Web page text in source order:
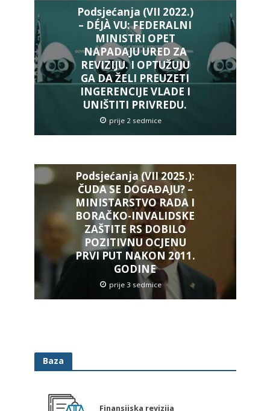
Podsjećanja (VII 2022.)
– DÉJÀ VU: FEDERALNI
MINISTRI OPET
NAPADAJU URED ZA
REVIZIJU. I OPTUŽUJU
GA DA ŽELI PREUZETI
INGERENCIJE VLADE I
UNIŠTITI PRIVREDU.
prije 2 sedmice
Podsjećanja (VII 2025.):
ČUDA SE DOGAĐAJU? –
MINISTARSTVO RADA I
BORAČKO-INVALIDSKE
ZAŠTITE RS DOBILO
POZITIVNU OCJENU
PRVI PUT NAKON 2011.
GODINE
prije 3 sedmice
Baza
Finansijska revizija